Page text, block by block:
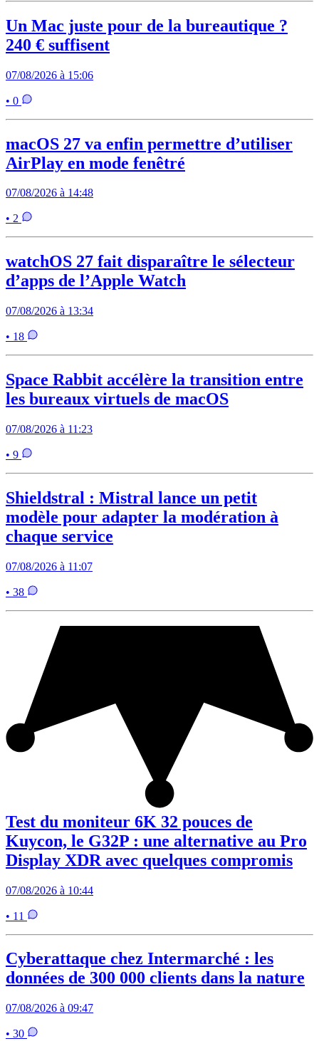
Un Mac juste pour de la bureautique ?
240 € suffisent
07/08/2026 à 15:06
• 0
macOS 27 va enfin permettre d’utiliser
AirPlay en mode fenêtré
07/08/2026 à 14:48
• 2
watchOS 27 fait disparaître le sélecteur
d’apps de l’Apple Watch
07/08/2026 à 13:34
• 18
Space Rabbit accélère la transition entre
les bureaux virtuels de macOS
07/08/2026 à 11:23
• 9
Shieldstral : Mistral lance un petit
modèle pour adapter la modération à
chaque service
07/08/2026 à 11:07
• 38
Test du moniteur 6K 32 pouces de
Kuycon, le G32P : une alternative au Pro
Display XDR avec quelques compromis
07/08/2026 à 10:44
• 11
Cyberattaque chez Intermarché : les
données de 300 000 clients dans la nature
07/08/2026 à 09:47
• 30